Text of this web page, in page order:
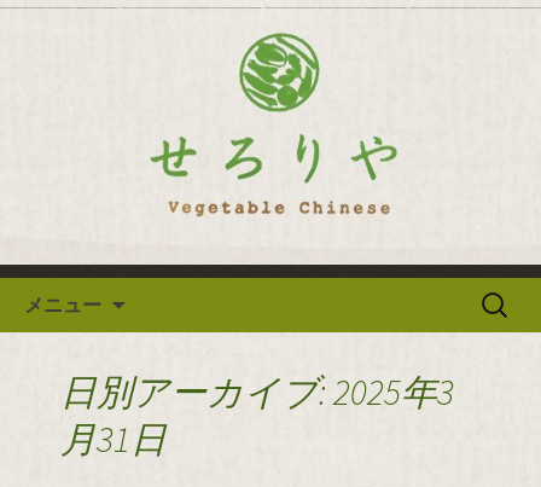
逗子の野菜を使った創作中華
「せろりや」のブログ
逗子の野菜を使った創作中華「せろり
メニュー
検
日別アーカイブ: 2025年3
月31日